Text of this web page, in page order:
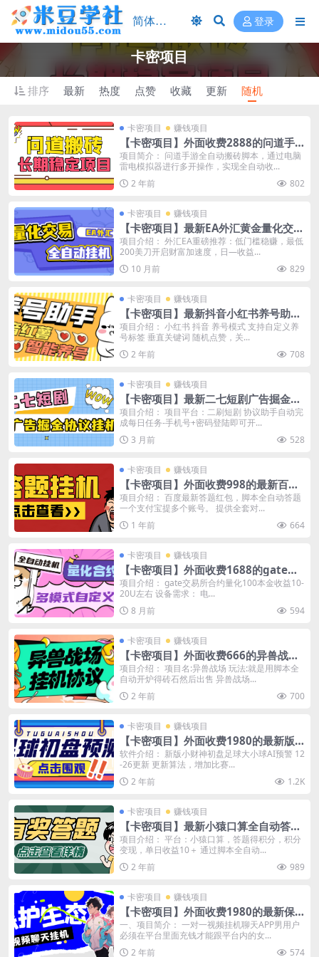
登录
卡密项目
排序 最新 热度 点赞 收藏 更新 随机
卡密项目 赚钱项目
【卡密项目】外面收费2888的问道手
游挂机项目可长久稳定运行，单窗口收
益10+包回收【挂机脚本+使用教程】
项目简介： 问道手游全自动搬砖脚本，通过电脑
雷电模拟器进行多开操作，实现全自动收...
2 年前
802
卡密项目 赚钱项目
【卡密项目】最新EA外汇黄金量化交易
全自动挂机项目，自带策略单号轻松日
入300+【挂机脚本+使用教程】
项目介绍： 外汇EA重磅推荐：低门槛稳赚，最低
200美刀开启财富加速度，日—收益...
10 月前
829
卡密项目 赚钱项目
【卡密项目】最新抖音小红书养号助
手，功能最全自定义打标签快速养号
【养号助手+使用教程】
项目介绍： 小红书 抖音 养号模式 支持自定义养
号标签 垂直关键词 随机点赞，关...
2 年前
708
卡密项目 赚钱项目
【卡密项目】最新二七短剧广告掘金协
议全自动挂机项目，单机一天5+【协议
脚本+使用教程】
项目介绍： 项目平台：二刷短剧 协议助手自动完
成每日任务-手机号+密码登陆即可开...
3 月前
528
卡密项目 赚钱项目
【卡密项目】外面收费998的最新百度
新答题活动全自动挂机项目，单号单机
一天最少15+【智能脚本+使用教程】
项目介绍： 百度最新答题红包，脚本全自动答题
一个支付宝提多个账号。 提供全套对...
1 年前
664
卡密项目 赚钱项目
【卡密项目】外面收费1688的gate交
易所合约量化助手，自定义策略轻松赚
美刀【量化助手+使用教程】
项目介绍： gate交易所合约量化100本金收益10-
20U左右 设备需求： 电...
8 月前
594
卡密项目 赚钱项目
【卡密项目】外面收费666的异兽战场
全自动挂机协议，单机一 天最少50+
【协议脚本+使用教程】
项目介绍： 项目名:异兽战场 玩法:就是用脚本全
自动开炉得砖石然后出售 异兽战场...
2 年前
700
卡密项目 赚钱项目
【卡密项目】外面收费1980的最新版
小财神足球初盘赛事预测，实时预测号
称胜率80%以上【预测脚本+使用教
程】
软件介绍： 新版小财神初盘足球大小球AI预警 12
-26更新 更新算法，增加比赛...
2 年前
1.2K
卡密项目 赚钱项目
【卡密项目】最新小猿口算全自动答题
掘金挂机项目，全自动运行单日收益10
＋【挂机脚本＋使用教程】
项目介绍： 平台：小猿口算，答题得积分，积分
变现，单日收益10＋ 通过脚本全自动...
2 年前
989
卡密项目 赚钱项目
【卡密项目】外面收费1980的最新保
护生态一对一聊天全自动挂机项目，单
机一天最少50+【挂机脚本+详细教
程】
一、项目简介： 一对一视频挂机聊天APP男用户
必须在平台里面充钱才能跟平台内的女...
2 年前
574